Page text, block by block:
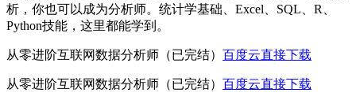
析，你也可以成为分析师。统计学基础、Excel、SQL、R、
Python技能，这里都能学到。
从零进阶互联网数据分析师（已完结） 百度云直接下载
从零进阶互联网数据分析师（已完结） 百度云直接下载